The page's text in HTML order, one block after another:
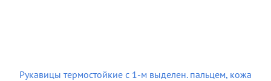
Рукавицы термостойкие с 1-м выделен. пальцем, кожа